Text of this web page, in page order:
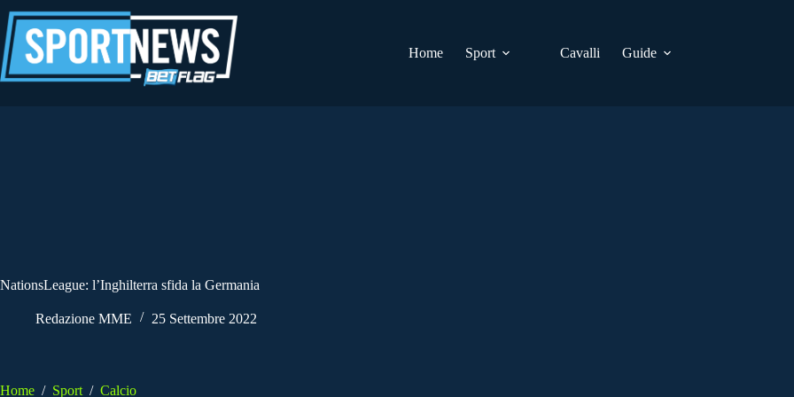
al
contenuto
Home
Sport Cavalli Guide
NationsLeague: l’Inghilterra sfida la Germania
Redazione MME 25 Settembre 2022
Home / Sport / Calcio